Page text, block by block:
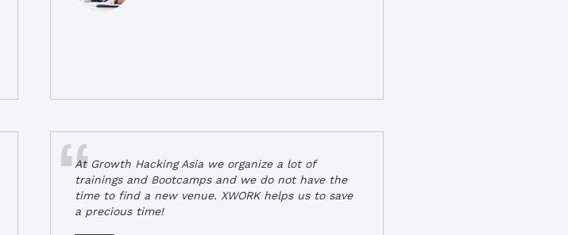
At Growth Hacking Asia we organize a lot of
trainings and Bootcamps and we do not have the
time to find a new venue. XWORK helps us to save
a precious time!